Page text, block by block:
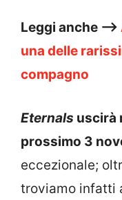
Leggi anche –>
una delle
compagno
Eternals uscirà
prossimo 3
eccezionale;
troviamo infatti